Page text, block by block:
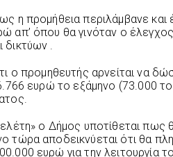
η προμήθεια περιλάμβανε και
απ’ όπου θα γινόταν ο
δικτύων .
ο προμηθευτής αρνείται να
ευρώ το εξάμηνο (73.000
ο Δήμος υποτίθεται πως
τώρα αποδεικνύεται ότι θα
ευρώ για την λειτουργία